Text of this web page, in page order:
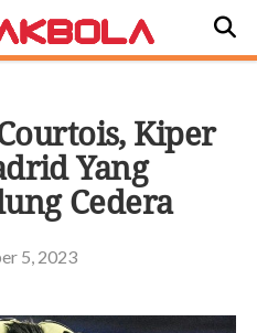
Kiper
Yang
Cedera
5, 2023